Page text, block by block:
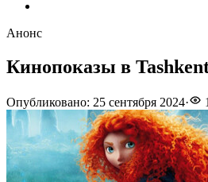
Анонс
Кинопоказы в
Опубликовано: 25 сентября 2024·